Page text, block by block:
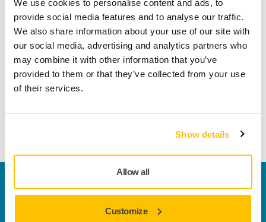
We use cookies to personalise content and ads, to
provide social media features and to analyse our traffic.
We also share information about your use of our site with
our social media, advertising and analytics partners who
may combine it with other information that you’ve
provided to them or that they’ve collected from your use
of their services.
Show details
Allow all
Customize
Dettagli tecnici Download
Lunghezza 51 mm
Larghezza 28 mm
esperti risponderà al più presto alle tue domande.